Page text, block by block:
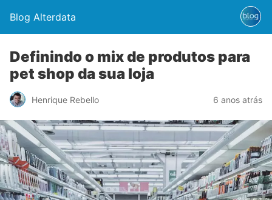
Blog Alterdata
Definindo o mix de produtos para
pet shop da sua loja
Henrique Rebello 6 anos atrás